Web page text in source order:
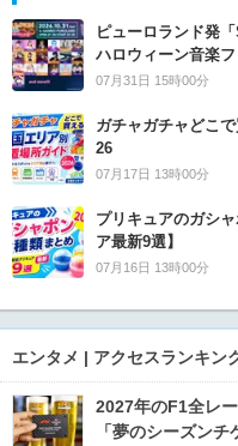
ピューロランド発
ハロウィーン音楽フ
07月31日 15時00分
ガチャガチャどこ
26
07月17日 13時00分
プリキュアのガシ
ア最新9選】
07月16日 13時00分
エンタメ | アクセスランキン
2027年のF1全レ
「夢のシーズン